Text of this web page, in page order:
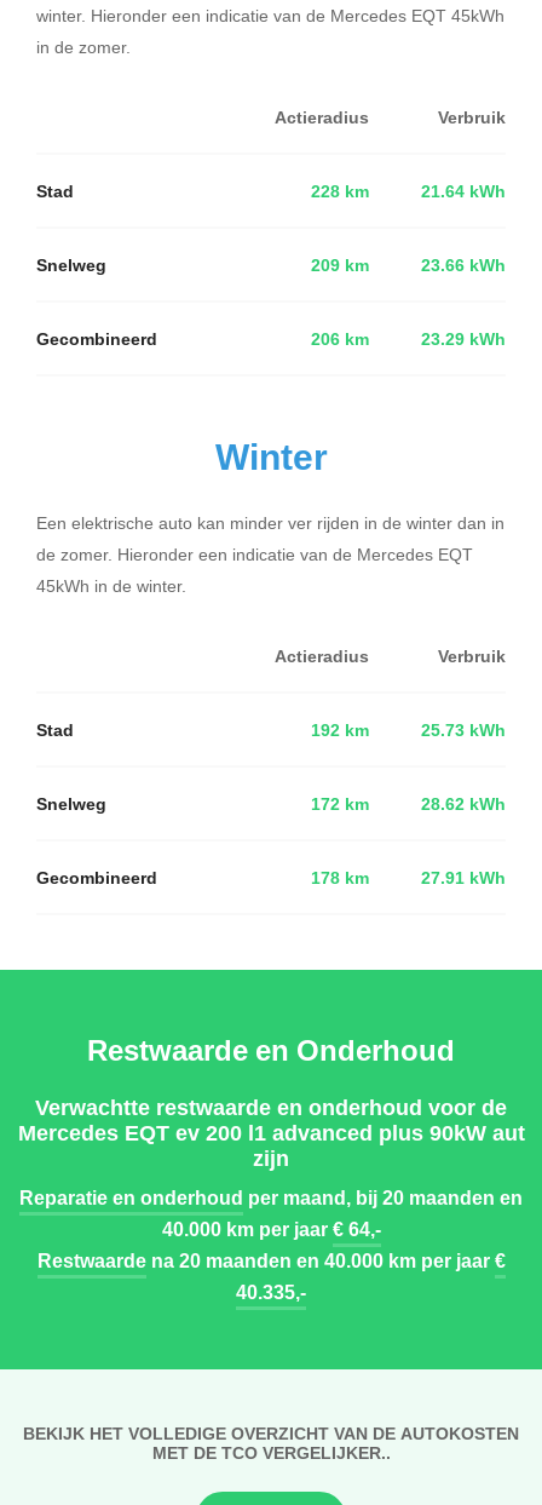
winter. Hieronder een indicatie van de Mercedes EQT 45kWh
in de zomer.
Actieradius Verbruik
Stad 228 km 21.64 kWh
Snelweg 209 km 23.66 kWh
Gecombineerd 206 km 23.29 kWh
Winter
Een elektrische auto kan minder ver rijden in de winter dan in
de zomer. Hieronder een indicatie van de Mercedes EQT
45kWh in de winter.
Actieradius Verbruik
Stad 192 km 25.73 kWh
Snelweg 172 km 28.62 kWh
Gecombineerd 178 km 27.91 kWh
Restwaarde en Onderhoud
Verwachtte restwaarde en onderhoud voor de
Mercedes EQT ev 200 l1 advanced plus 90kW aut
zijn
Reparatie en onderhoud per maand, bij 20 maanden en
40.000 km per jaar€ 64,-
Restwaardena 20 maanden en 40.000 km per jaar€
40.335,-
BEKIJK HET VOLLEDIGE OVERZICHT VAN DE AUTOKOSTEN
MET DE TCO VERGELIJKER..